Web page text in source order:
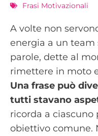
Frasi Motivazionali
A volte non
energia a un team
parole, dette al
rimettere in moto
Una frase può
tutti stavano
ricorda a ciascuno
obiettivo comune.